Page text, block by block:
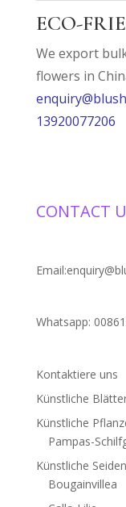
ECO-
We export
flowers in
13920077206
CONTACT
Whatsapp:
Kontaktiere uns
Künstliche
Künstliche
Pampas-
Künstliche
Bougainvillea